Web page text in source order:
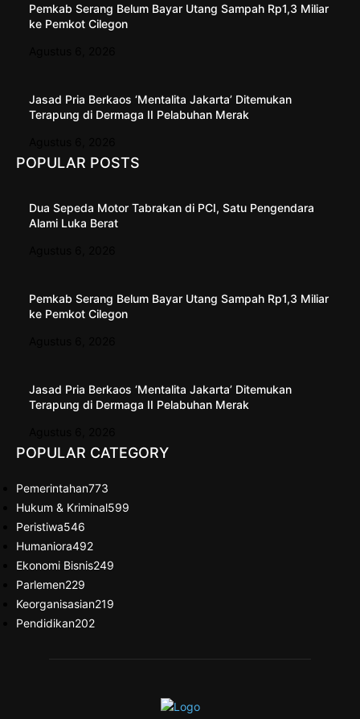
Pemkab Serang Belum Bayar Utang Sampah Rp1,3 Miliar
ke Pemkot Cilegon
Jasad Pria Berkaos ‘Mentalita Jakarta’ Ditemukan
Terapung di Dermaga II Pelabuhan Merak
POPULAR POSTS
Dua Sepeda Motor Tabrakan di PCI, Satu Pengendara
Alami Luka Berat
Pemkab Serang Belum Bayar Utang Sampah Rp1,3 Miliar
ke Pemkot Cilegon
Jasad Pria Berkaos ‘Mentalita Jakarta’ Ditemukan
Terapung di Dermaga II Pelabuhan Merak
POPULAR CATEGORY
Pemerintahan773
Hukum & Kriminal599
Peristiwa546
Humaniora492
Ekonomi Bisnis249
Parlemen229
Keorganisasian219
Pendidikan202